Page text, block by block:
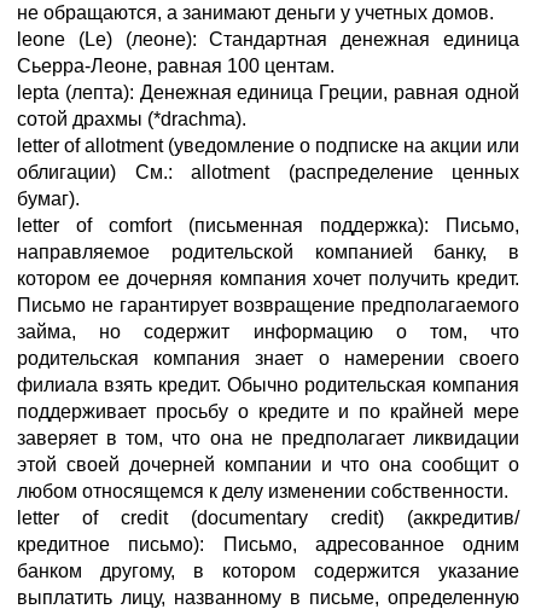
не обращаются, а занимают деньги у учетных домов.
leone (Le) (леоне): Стандартная денежная единица
Сьерра-Леоне, равная 100 центам.
lepta (лепта): Денежная единица Греции, равная одной
сотой драхмы (*drachma).
letter of allotment (уведомление о подписке на акции или
облигации) См.: allotment (распределение ценных
бумаг).
letter of comfort (письменная поддержка): Письмо,
направляемое родительской компанией банку, в
котором ее дочерняя компания хочет получить кредит.
Письмо не гарантирует возвращение предполагаемого
займа, но содержит информацию о том, что
родительская компания знает о намерении своего
филиала взять кредит. Обычно родительская компания
поддерживает просьбу о кредите и по крайней мере
заверяет в том, что она не предполагает ликвидации
этой своей дочерней компании и что она сообщит о
любом относящемся к делу изменении собственности.
letter of credit (documentary credit) (аккредитив/
кредитное письмо): Письмо, адресованное одним
банком другому, в котором содержится указание
выплатить лицу, названному в письме, определенную